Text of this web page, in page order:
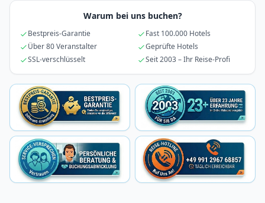
Warum bei uns buchen?
Bestpreis-Garantie
Fast 100.000 Hotels
Über 80 Veranstalter
Geprüfte Hotels
SSL-verschlüsselt
Seit 2003 – Ihr Reise-Profi